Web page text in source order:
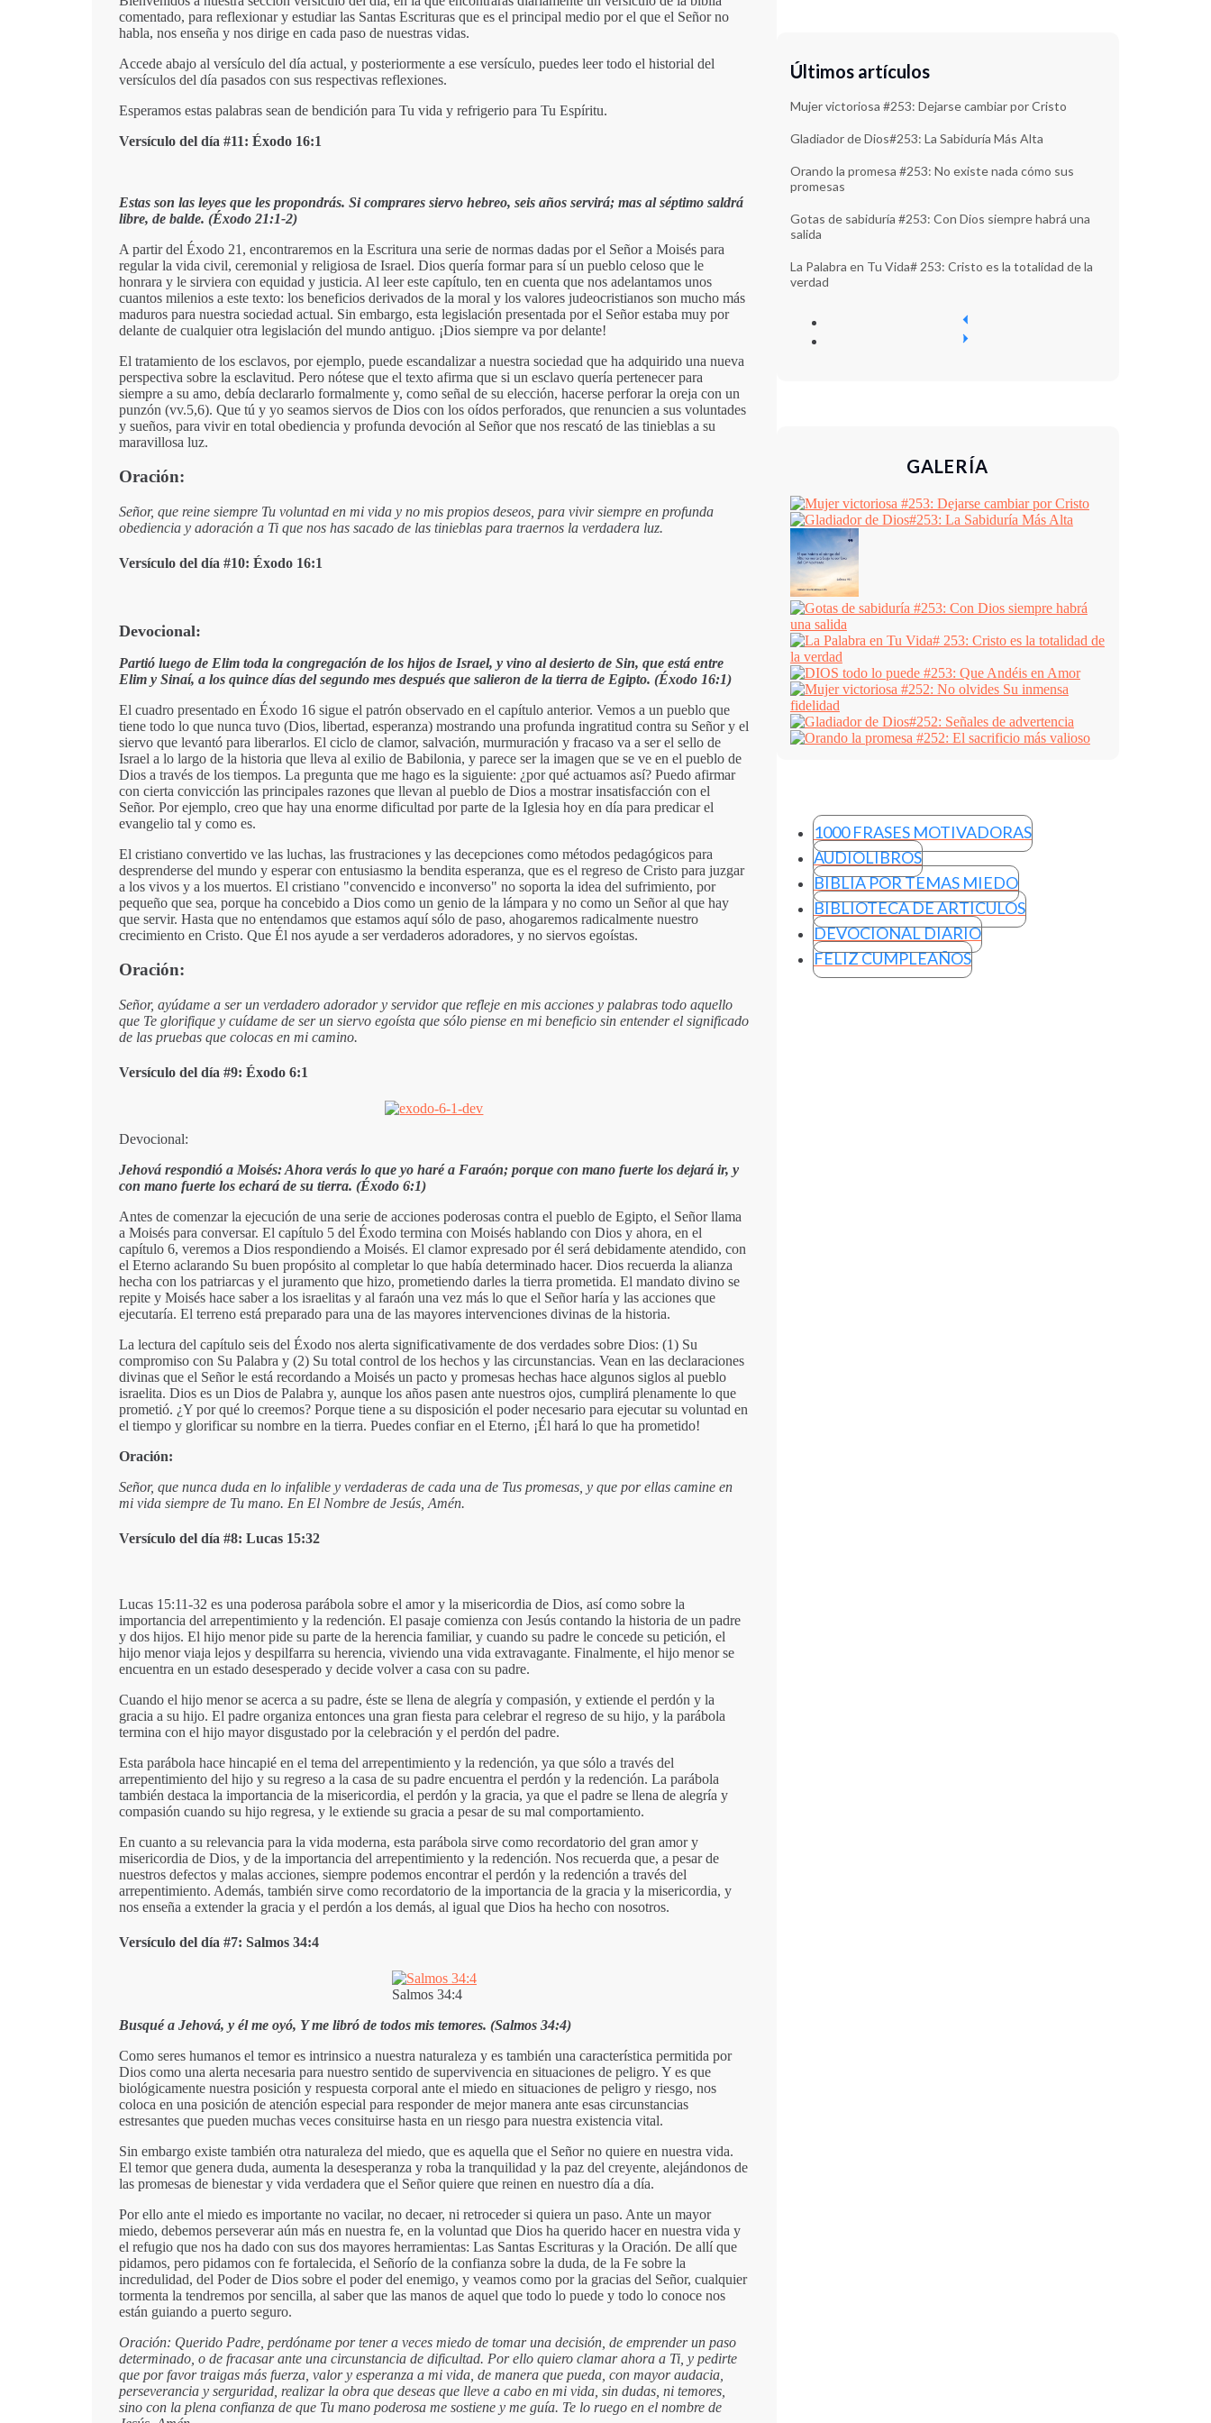
comentado, para reflexionar y estudiar las Santas Escrituras que es el principal medio por el que el Señor no
habla, nos enseña y nos dirige en cada paso de nuestras vidas.
Accede abajo al versículo del día actual, y posteriormente a ese versículo, puedes leer todo el historial del
versículos del día pasados con sus respectivas reflexiones.
Esperamos estas palabras sean de bendición para Tu vida y refrigerio para Tu Espíritu.
Versículo del día #11: Éxodo 16:1
Estas son las leyes que les propondrás. Si comprares siervo hebreo, seis años servirá; mas al séptimo saldrá
libre, de balde. (Éxodo 21:1-2)
A partir del Éxodo 21, encontraremos en la Escritura una serie de normas dadas por el Señor a Moisés para
regular la vida civil, ceremonial y religiosa de Israel. Dios quería formar para sí un pueblo celoso que le
honrara y le sirviera con equidad y justicia. Al leer este capítulo, ten en cuenta que nos adelantamos unos
cuantos milenios a este texto: los beneficios derivados de la moral y los valores judeocristianos son mucho más
maduros para nuestra sociedad actual. Sin embargo, esta legislación presentada por el Señor estaba muy por
delante de cualquier otra legislación del mundo antiguo. ¡Dios siempre va por delante!
El tratamiento de los esclavos, por ejemplo, puede escandalizar a nuestra sociedad que ha adquirido una nueva
perspectiva sobre la esclavitud. Pero nótese que el texto afirma que si un esclavo quería pertenecer para
siempre a su amo, debía declararlo formalmente y, como señal de su elección, hacerse perforar la oreja con un
punzón (vv.5,6). Que tú y yo seamos siervos de Dios con los oídos perforados, que renuncien a sus voluntades
y sueños, para vivir en total obediencia y profunda devoción al Señor que nos rescató de las tinieblas a su
maravillosa luz.
Oración:
Señor, que reine siempre Tu voluntad en mi vida y no mis propios deseos, para vivir siempre en profunda
obediencia y adoración a Ti que nos has sacado de las tinieblas para traernos la verdadera luz.
Versículo del día #10: Éxodo 16:1
Devocional:
Partió luego de Elim toda la congregación de los hijos de Israel, y vino al desierto de Sin, que está entre
Elim y Sinaí, a los quince días del segundo mes después que salieron de la tierra de Egipto. (Éxodo 16:1)
El cuadro presentado en Éxodo 16 sigue el patrón observado en el capítulo anterior. Vemos a un pueblo que
tiene todo lo que nunca tuvo (Dios, libertad, esperanza) mostrando una profunda ingratitud contra su Señor y el
siervo que levantó para liberarlos. El ciclo de clamor, salvación, murmuración y fracaso va a ser el sello de
Israel a lo largo de la historia que lleva al exilio de Babilonia, y parece ser la imagen que se ve en el pueblo de
Dios a través de los tiempos. La pregunta que me hago es la siguiente: ¿por qué actuamos así? Puedo afirmar
con cierta convicción las principales razones que llevan al pueblo de Dios a mostrar insatisfacción con el
Señor. Por ejemplo, creo que hay una enorme dificultad por parte de la Iglesia hoy en día para predicar el
evangelio tal y como es.
El cristiano convertido ve las luchas, las frustraciones y las decepciones como métodos pedagógicos para
desprenderse del mundo y esperar con entusiasmo la bendita esperanza, que es el regreso de Cristo para juzgar
a los vivos y a los muertos. El cristiano "convencido e inconverso" no soporta la idea del sufrimiento, por
pequeño que sea, porque ha concebido a Dios como un genio de la lámpara y no como un Señor al que hay
que servir. Hasta que no entendamos que estamos aquí sólo de paso, ahogaremos radicalmente nuestro
crecimiento en Cristo. Que Él nos ayude a ser verdaderos adoradores, y no siervos egoístas.
Oración:
Señor, ayúdame a ser un verdadero adorador y servidor que refleje en mis acciones y palabras todo aquello
que Te glorifique y cuídame de ser un siervo egoísta que sólo piense en mi beneficio sin entender el significado
de las pruebas que colocas en mi camino.
Versículo del día #9: Éxodo 6:1
Devocional:
Jehová respondió a Moisés: Ahora verás lo que yo haré a Faraón; porque con mano fuerte los dejará ir, y
con mano fuerte los echará de su tierra. (Éxodo 6:1)
Antes de comenzar la ejecución de una serie de acciones poderosas contra el pueblo de Egipto, el Señor llama
a Moisés para conversar. El capítulo 5 del Éxodo termina con Moisés hablando con Dios y ahora, en el
capítulo 6, veremos a Dios respondiendo a Moisés. El clamor expresado por él será debidamente atendido, con
el Eterno aclarando Su buen propósito al completar lo que había determinado hacer. Dios recuerda la alianza
hecha con los patriarcas y el juramento que hizo, prometiendo darles la tierra prometida. El mandato divino se
repite y Moisés hace saber a los israelitas y al faraón una vez más lo que el Señor haría y las acciones que
ejecutaría. El terreno está preparado para una de las mayores intervenciones divinas de la historia.
La lectura del capítulo seis del Éxodo nos alerta significativamente de dos verdades sobre Dios: (1) Su
compromiso con Su Palabra y (2) Su total control de los hechos y las circunstancias. Vean en las declaraciones
divinas que el Señor le está recordando a Moisés un pacto y promesas hechas hace algunos siglos al pueblo
israelita. Dios es un Dios de Palabra y, aunque los años pasen ante nuestros ojos, cumplirá plenamente lo que
prometió. ¿Y por qué lo creemos? Porque tiene a su disposición el poder necesario para ejecutar su voluntad en
el tiempo y glorificar su nombre en la tierra. Puedes confiar en el Eterno, ¡Él hará lo que ha prometido!
Oración:
Señor, que nunca duda en lo infalible y verdaderas de cada una de Tus promesas, y que por ellas camine en
mi vida siempre de Tu mano. En El Nombre de Jesús, Amén.
Versículo del día #8: Lucas 15:32
Lucas 15:11-32 es una poderosa parábola sobre el amor y la misericordia de Dios, así como sobre la
importancia del arrepentimiento y la redención. El pasaje comienza con Jesús contando la historia de un padre
y dos hijos. El hijo menor pide su parte de la herencia familiar, y cuando su padre le concede su petición, el
hijo menor viaja lejos y despilfarra su herencia, viviendo una vida extravagante. Finalmente, el hijo menor se
encuentra en un estado desesperado y decide volver a casa con su padre.
Cuando el hijo menor se acerca a su padre, éste se llena de alegría y compasión, y extiende el perdón y la
gracia a su hijo. El padre organiza entonces una gran fiesta para celebrar el regreso de su hijo, y la parábola
termina con el hijo mayor disgustado por la celebración y el perdón del padre.
Esta parábola hace hincapié en el tema del arrepentimiento y la redención, ya que sólo a través del
arrepentimiento del hijo y su regreso a la casa de su padre encuentra el perdón y la redención. La parábola
también destaca la importancia de la misericordia, el perdón y la gracia, ya que el padre se llena de alegría y
compasión cuando su hijo regresa, y le extiende su gracia a pesar de su mal comportamiento.
En cuanto a su relevancia para la vida moderna, esta parábola sirve como recordatorio del gran amor y
misericordia de Dios, y de la importancia del arrepentimiento y la redención. Nos recuerda que, a pesar de
nuestros defectos y malas acciones, siempre podemos encontrar el perdón y la redención a través del
arrepentimiento. Además, también sirve como recordatorio de la importancia de la gracia y la misericordia, y
nos enseña a extender la gracia y el perdón a los demás, al igual que Dios ha hecho con nosotros.
Versículo del día #7: Salmos 34:4
Salmos 34:4
Busqué a Jehová, y él me oyó, Y me libró de todos mis temores. (Salmos 34:4)
Como seres humanos el temor es intrinsico a nuestra naturaleza y es también una característica permitida por
Dios como una alerta necesaria para nuestro sentido de supervivencia en situaciones de peligro. Y es que
biológicamente nuestra posición y respuesta corporal ante el miedo en situaciones de peligro y riesgo, nos
coloca en una posición de atención especial para responder de mejor manera ante esas circunstancias
estresantes que pueden muchas veces consituirse hasta en un riesgo para nuestra existencia vital.
Sin embargo existe también otra naturaleza del miedo, que es aquella que el Señor no quiere en nuestra vida.
El temor que genera duda, aumenta la desesperanza y roba la tranquilidad y la paz del creyente, alejándonos de
las promesas de bienestar y vida verdadera que el Señor quiere que reinen en nuestro día a día.
Por ello ante el miedo es importante no vacilar, no decaer, ni retroceder si quiera un paso. Ante un mayor
miedo, debemos perseverar aún más en nuestra fe, en la voluntad que Dios ha querido hacer en nuestra vida y
el refugio que nos ha dado con sus dos mayores herramientas: Las Santas Escrituras y la Oración. De allí que
pidamos, pero pidamos con fe fortalecida, el Señorío de la confianza sobre la duda, de la Fe sobre la
incredulidad, del Poder de Dios sobre el poder del enemigo, y veamos como por la gracias del Señor, cualquier
tormenta la tendremos por sencilla, al saber que las manos de aquel que todo lo puede y todo lo conoce nos
están guiando a puerto seguro.
Oración: Querido Padre, perdóname por tener a veces miedo de tomar una decisión, de emprender un paso
determinado, o de fracasar ante una circunstancia de dificultad. Por ello quiero clamar ahora a Ti, y pedirte
que por favor traigas más fuerza, valor y esperanza a mi vida, de manera que pueda, con mayor audacia,
perseverancia y serguridad, realizar la obra que deseas que lleve a cabo en mi vida, sin dudas, ni temores,
sino con la plena confianza de que Tu mano poderosa me sostiene y me guía. Te lo ruego en el nombre de
Últimos artículos
Mujer victoriosa #253: Dejarse cambiar por Cristo
Gladiador de Dios#253: La Sabiduría Más Alta
Orando la promesa #253: No existe nada cómo sus
promesas
Gotas de sabiduría #253: Con Dios siempre habrá una
salida
La Palabra en Tu Vida# 253: Cristo es la totalidad de la
verdad
GALERÍA
1000 FRASES MOTIVADORAS
AUDIOLIBROS
BIBLIA POR TEMAS MIEDO
BIBLIOTECA DE ARTICULOS
DEVOCIONAL DIARIO
FELIZ CUMPLEAÑOS